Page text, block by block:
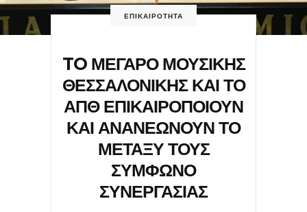
ΕΠΙΚΑΙΡΟΤΗΤΑ
TO ΜΕΓΑΡΟ ΜΟΥΣΙΚΗΣ
ΘΕΣΣΑΛΟΝΙΚΗΣ ΚΑΙ ΤΟ
ΑΠΘ ΕΠΙΚΑΙΡΟΠΟΙΟΥΝ
ΚΑΙ ΑΝΑΝΕΩΝΟΥΝ ΤΟ
ΜΕΤΑΞΥ ΤΟΥΣ
ΣΥΜΦΩΝΟ
ΣΥΝΕΡΓΑΣΙΑΣ